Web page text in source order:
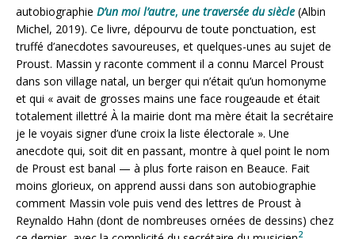
autobiographie D’un moi l’autre, une traversée du siècle (Albin
Michel, 2019). Ce livre, dépourvu de toute ponctuation, est
truffé d’anecdotes savoureuses, et quelques-unes au sujet de
Proust. Massin y raconte comment il a connu Marcel Proust
dans son village natal, un berger qui n’était qu’un homonyme
et qui « avait de grosses mains une face rougeaude et était
totalement illettré À la mairie dont ma mère était la secrétaire
je le voyais signer d’une croix la liste électorale ». Une
anecdote qui, soit dit en passant, montre à quel point le nom
de Proust est banal — à plus forte raison en Beauce. Fait
moins glorieux, on apprend aussi dans son autobiographie
comment Massin vole puis vend des lettres de Proust à
Reynaldo Hahn (dont de nombreuses ornées de dessins) chez
2